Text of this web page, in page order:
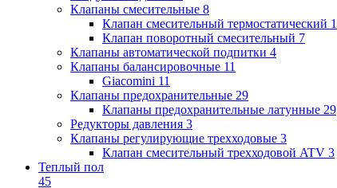
Клапаны cмесительные 8
Клапан cмесительный термостатический 1
Клапан поворотный cмесительный 7
Клапаны автоматической подпитки 4
Клапаны балансировочные 11
Giacomini 11
Клапаны предохранительные 29
Клапаны предохранительные латунные 29
Редукторы давления 3
Клапаны регулирующие трехходовые 3
Клапан смесительный трехходовой ATV 3
Теплый пол
45